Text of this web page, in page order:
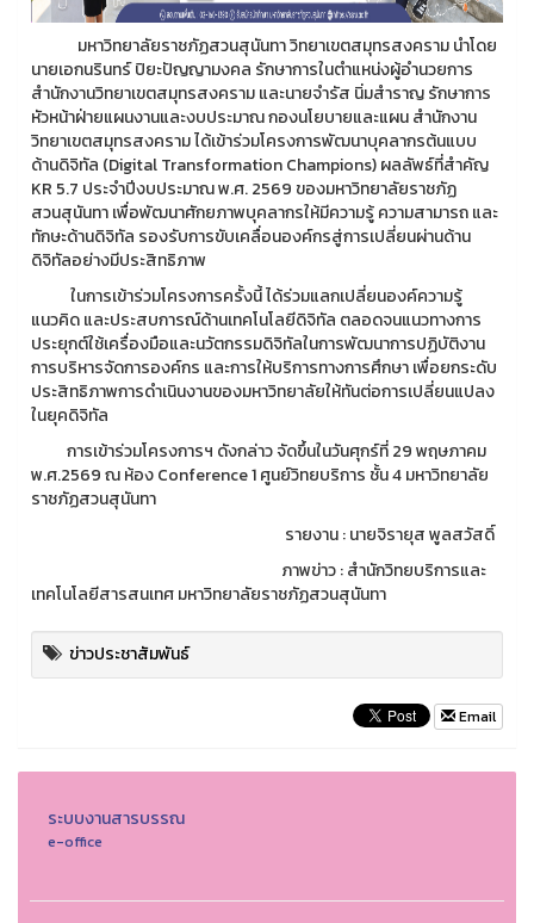
มหาวิทยาลัยราชภัฏสวนสุนันทา วิทยาเขตสมุทรสงคราม นำโดย
นายเอกนรินทร์ ปิยะปัญญามงคล รักษาการในตำแหน่งผู้อำนวยการ
สำนักงานวิทยาเขตสมุทรสงคราม และนายจำรัส นิ่มสำราญ รักษาการ
หัวหน้าฝ่ายแผนงานและงบประมาณ กองนโยบายและแผน สำนักงาน
วิทยาเขตสมุทรสงคราม ได้เข้าร่วมโครงการพัฒนาบุคลากรต้นแบบ
ด้านดิจิทัล (Digital Transformation Champions) ผลลัพธ์ที่สำคัญ
KR 5.7 ประจำปีงบประมาณ พ.ศ. 2569 ของมหาวิทยาลัยราชภัฏ
สวนสุนันทา เพื่อพัฒนาศักยภาพบุคลากรให้มีความรู้ ความสามารถ และ
ทักษะด้านดิจิทัล รองรับการขับเคลื่อนองค์กรสู่การเปลี่ยนผ่านด้าน
ดิจิทัลอย่างมีประสิทธิภาพ
ในการเข้าร่วมโครงการครั้งนี้ ได้ร่วมแลกเปลี่ยนองค์ความรู้
แนวคิด และประสบการณ์ด้านเทคโนโลยีดิจิทัล ตลอดจนแนวทางการ
ประยุกต์ใช้เครื่องมือและนวัตกรรมดิจิทัลในการพัฒนาการปฏิบัติงาน
การบริหารจัดการองค์กร และการให้บริการทางการศึกษา เพื่อยกระดับ
ประสิทธิภาพการดำเนินงานของมหาวิทยาลัยให้ทันต่อการเปลี่ยนแปลง
ในยุคดิจิทัล
การเข้าร่วมโครงการฯ ดังกล่าว จัดขึ้นในวันศุกร์ที่ 29 พฤษภาคม
พ.ศ.2569 ณ ห้อง Conference 1 ศูนย์วิทยบริการ ชั้น 4 มหาวิทยาลัย
ราชภัฏสวนสุนันทา
รายงาน : นายจิรายุส พูลสวัสดิ์
ภาพข่าว : สำนักวิทยบริการและ
เทคโนโลยีสารสนเทศ มหาวิทยาลัยราชภัฏสวนสุนันทา
ข่าวประชาสัมพันธ์
Email
ระบบงานสารบรรณ
e-office